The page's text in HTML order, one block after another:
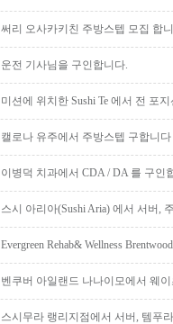
써리 오사카키친 주방스텝 모집 합
운전 기사님을 구인합니다.
미션에 위치한 Sushi Te 에서 전 포
캘로나 유주에서 주방스텝 구합니다
이병덕 치과에서 CDA / DA 를 구인
스시 아리아(Sushi Aria) 에서 서버,
Evergreen Rehab& Wellness
벤쿠버 아일랜드 나나이모에서 웨
스시무라 랭리지점에서 서버, 템푸